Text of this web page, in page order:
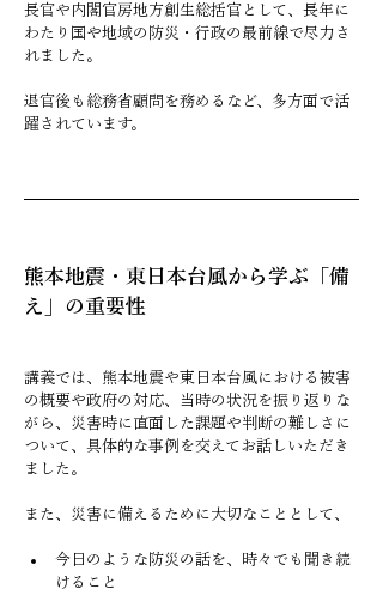
長官や内閣官房地方創生総括官として、長年に
わたり国や地域の防災・行政の最前線で尽力さ
れました。
退官後も総務省顧問を務めるなど、多方面で活
躍されています。
熊本地震・東日本台風から学ぶ「備
え」の重要性
講義では、熊本地震や東日本台風における被害
の概要や政府の対応、当時の状況を振り返りな
がら、災害時に直面した課題や判断の難しさに
ついて、具体的な事例を交えてお話しいただき
ました。
また、災害に備えるために大切なこととして、
今日のような防災の話を、時々でも聞き続
けること